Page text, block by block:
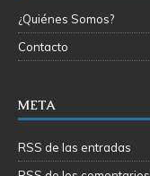
¿Quiénes Somos?
Contacto
META
RSS de las entradas